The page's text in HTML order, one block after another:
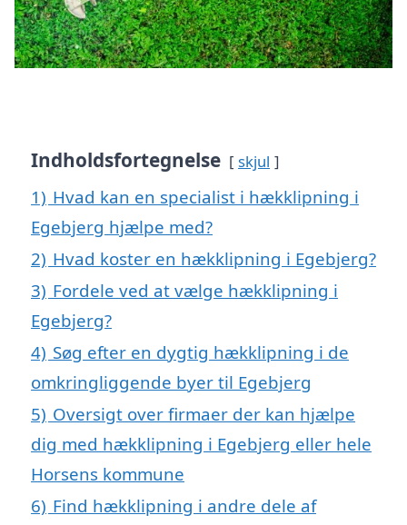
Indholdsfortegnelse skjul
1) Hvad kan en specialist i hækklipning i
Egebjerg hjælpe med?
2) Hvad koster en hækklipning i Egebjerg?
3) Fordele ved at vælge hækklipning i
Egebjerg?
4) Søg efter en dygtig hækklipning i de
omkringliggende byer til Egebjerg
5) Oversigt over firmaer der kan hjælpe
dig med hækklipning i Egebjerg eller hele
Horsens kommune
6) Find hækklipning i andre dele af